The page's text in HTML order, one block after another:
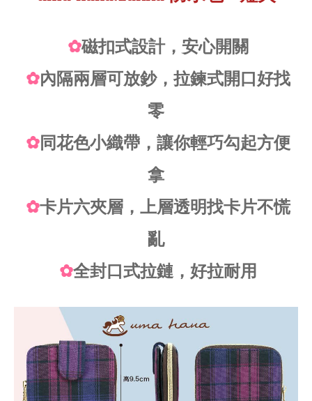
✿磁扣式設計，安心開關
✿內隔兩層可放鈔，拉鍊式開口好找
零
✿同花色小織帶，讓你輕巧勾起方便
拿
✿卡片六夾層，上層透明找卡片不慌
亂
✿全封口式拉鏈，好拉耐用